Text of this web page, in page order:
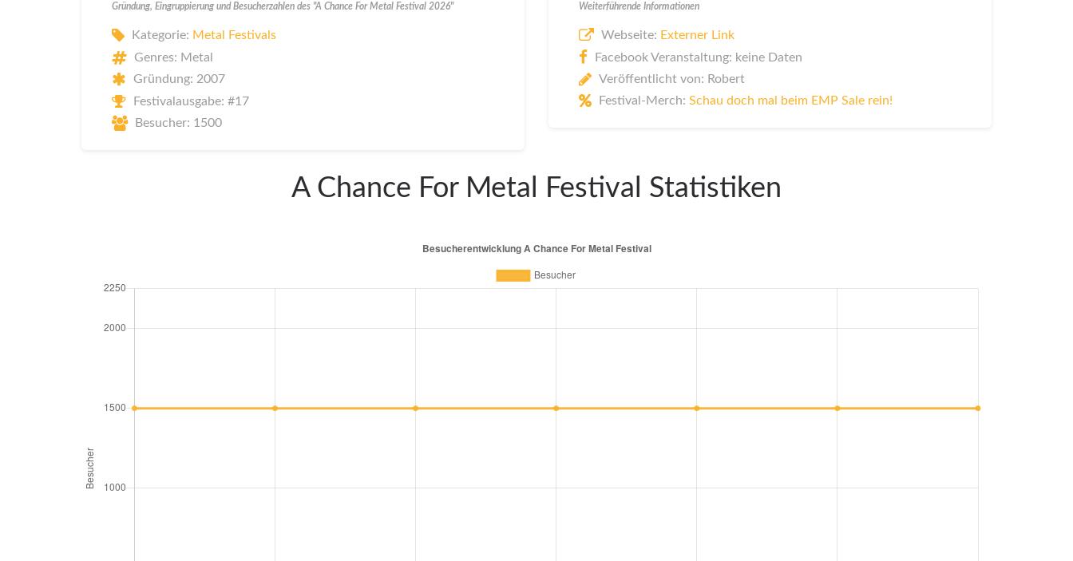
Gründung, Eingruppierung und Besucherzahlen des "A Chance For Metal Festival 2026"
Kategorie: Metal Festivals
Genres: Metal
Gründung: 2007
Festivalausgabe: #17
Besucher: 1500
Weiterführende Informationen
Webseite: Externer Link
Facebook Veranstaltung: keine Daten
Veröffentlicht von: Robert
Festival-Merch: Schau doch mal beim EMP Sale rein!
A Chance For Metal Festival Statistiken